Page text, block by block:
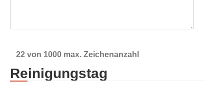
22 von 1000 max. Zeichenanzahl
Reinigungstag